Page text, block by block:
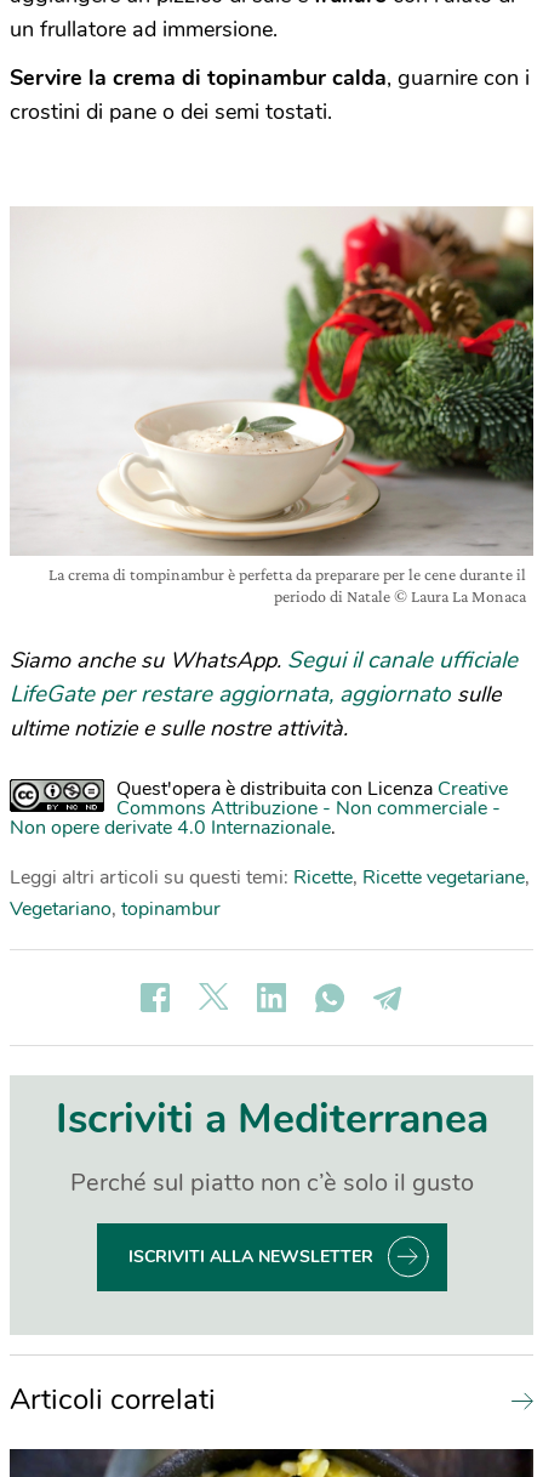
un frullatore ad immersione.
Servire la crema di topinambur calda, guarnire con i
crostini di pane o dei semi tostati.
La crema di tompinambur è perfetta da preparare per le cene durante il
periodo di Natale © Laura La Monaca
Siamo anche su WhatsApp. Segui il canale ufficiale
LifeGate per restare aggiornata, aggiornato sulle
ultime notizie e sulle nostre attività.
Quest'opera è distribuita con Licenza Creative
Commons Attribuzione - Non commerciale -
Non opere derivate 4.0 Internazionale.
Leggi altri articoli su questi temi: Ricette, Ricette vegetariane,
Vegetariano, topinambur
Iscriviti a Mediterranea
Perché sul piatto non c’è solo il gusto
ISCRIVITI ALLA NEWSLETTER
Articoli correlati